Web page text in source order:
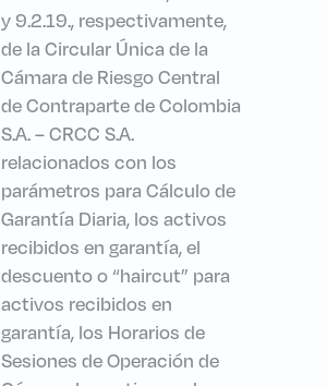
y 9.2.19., respectivamente,
de la Circular Única de la
Cámara de Riesgo Central
de Contraparte de Colombia
S.A. – CRCC S.A.
relacionados con los
parámetros para Cálculo de
Garantía Diaria, los activos
recibidos en garantía, el
descuento o “haircut” para
activos recibidos en
garantía, los Horarios de
Sesiones de Operación de